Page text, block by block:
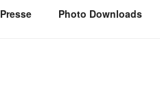
Presse Photo Downloads